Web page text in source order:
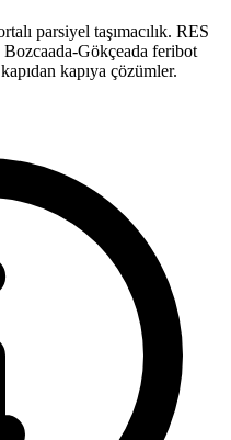
parsiyel taşımacılık. RES
Gökçeada feribot
kapıya çözümler.